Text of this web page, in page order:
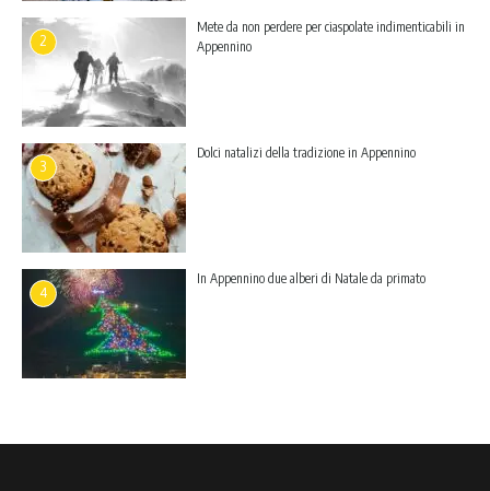
2
Mete da non perdere per ciaspolate indimenticabili in
Appennino
3
Dolci natalizi della tradizione in Appennino
4
In Appennino due alberi di Natale da primato